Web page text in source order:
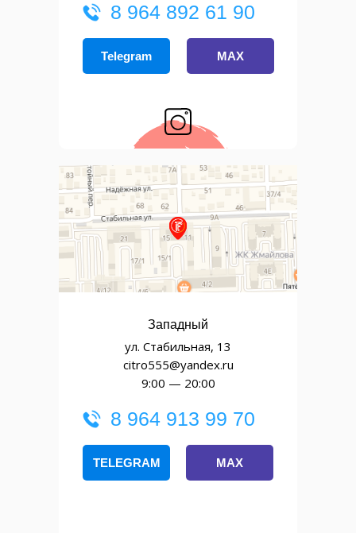
Telegram MAX
8 964 892 61 90
TELEGRAM MAX
8 964 913 99 70
ул. Стабильная, 13
citro555@yandex.ru
9:00 — 20:00
Западный